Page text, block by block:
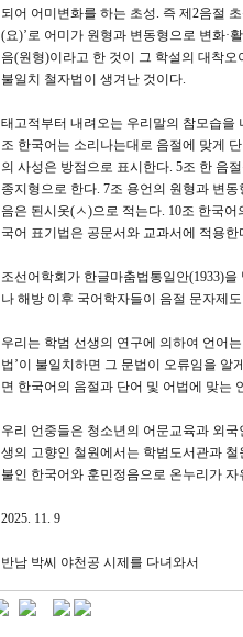
되어 어미변화를 하는 초성. 즉 제2음절
(요)’로 어미가 원형과 변동형으로 변화·
음(원형)이라고 한 것이 그 학설의 대착
불일치 철자법이 생겨난 것이다.
태고적부터 내려오는 우리말의 참모습을
조 한국어는 소리나는대로 음절에 맞게
의 사성은 방점으로 표시한다. 5조 한 음
종지형으로 한다. 7조 용언의 원형과 변
음은 된시옷(ㅅ)으로 적는다. 10조 한국
국어 표기법은 공문서와 교과서에 적용한
조선어학회가 한글마춤법통일안(1933)
나 해방 이후 국어학자들이 음절 문자제
우리는 학범 선생의 연구에 의하여 언어
법’이 불일치하면 그 문법이 오류임을 알
면 한국어의 음절과 단어 및 어법에 맞는
우리 언중들은 청소년의 어문교육과 외
생의 고향인 철원에서는 학범도서관과
불인 한국어와 훈민정음으로 온누리가
2025. 11. 9
반남 박씨 야천공 시제를 다녀와서